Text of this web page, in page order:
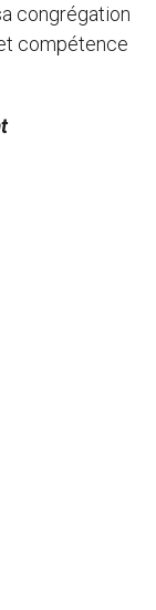
congrégation
compétence